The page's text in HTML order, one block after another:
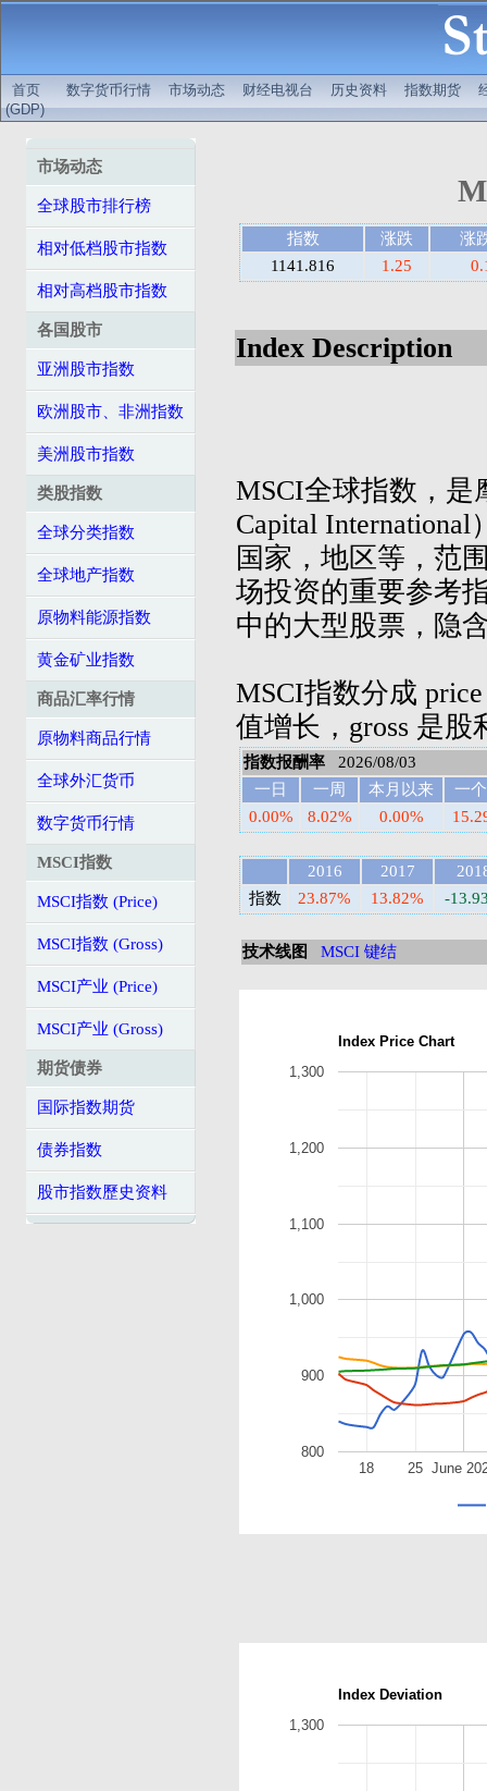
首页 数字货币行情 市场动态 财经电视台 历史资料 指数期货
(GDP)
市场动态
全球股市排行榜
相对低档股市指数
相对高档股市指数
各国股市
亚洲股市指数
欧洲股市、非洲指数
美洲股市指数
类股指数
全球分类指数
全球地产指数
原物料能源指数
黄金矿业指数
商品汇率行情
原物料商品行情
全球外汇货币
数字货币行情
MSCI指数
MSCI指数 (Price)
MSCI指数 (Gross)
MSCI产业 (Price)
MSCI产业 (Gross)
期货债券
国际指数期货
债券指数
股市指数歷史资料
指数 涨跌
涨
1141.816
1.25
Index Description
MSCI全球指数，是
Capital
国家，地区等，范
场投资的重要参考
中的大型股票，隐
MSCI指数分成
值增长，gross 是
指数报酬率 2026/08/03
一日
一周 本月以来
一
0.00%
8.02% 0.00%
2016 2017
指数
23.87% 13.82% -
技术线图 MSCI 键结
Index Price Chart
June
18 25
800
900
1,000
1,100
1,200
1,300
Index Deviation
1,300